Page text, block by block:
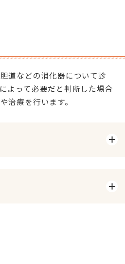
道などの消化器について診
よって必要だと判断した場合
治療を行います。